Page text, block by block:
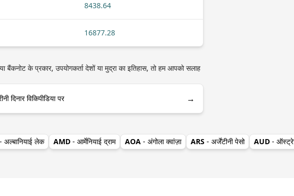
8438.64
16877.28
के प्रकार, उपयोगकर्ता देशों या मुद्रा का इतिहास, तो हम आपको सलाह
दिनार विकिपीडिया पर →
- अल्बानियाई लेक AMD - आर्मेनियाई द्राम AOA - अंगोला क्वांज़ा ARS - अर्जेंटीनी पेसो AUD -